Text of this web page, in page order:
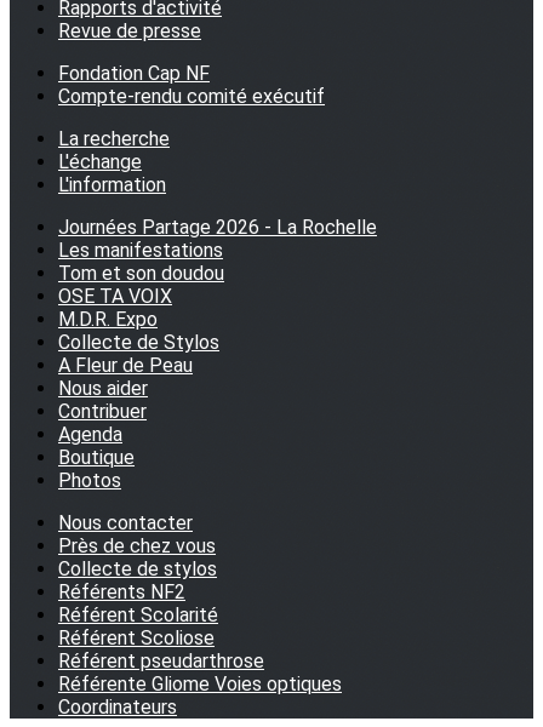
Rapports d'activité
Revue de presse
Fondation Cap NF
Compte-rendu comité exécutif
La recherche
L'échange
L'information
Journées Partage 2026 - La Rochelle
Les manifestations
Tom et son doudou
OSE TA VOIX
M.D.R. Expo
Collecte de Stylos
A Fleur de Peau
Nous aider
Contribuer
Agenda
Boutique
Photos
Nous contacter
Près de chez vous
Collecte de stylos
Référents NF2
Référent Scolarité
Référent Scoliose
Référent pseudarthrose
Référente Gliome Voies optiques
Coordinateurs